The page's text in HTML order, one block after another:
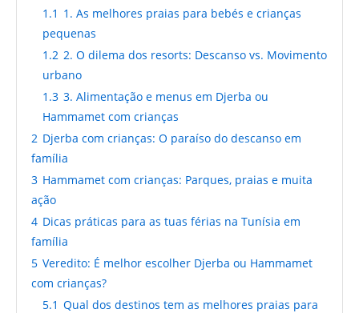
1.1 1. As melhores praias para bebés e crianças
pequenas
1.2 2. O dilema dos resorts: Descanso vs. Movimento
urbano
1.3 3. Alimentação e menus em Djerba ou
Hammamet com crianças
2 Djerba com crianças: O paraíso do descanso em
família
3 Hammamet com crianças: Parques, praias e muita
ação
4 Dicas práticas para as tuas férias na Tunísia em
família
5 Veredito: É melhor escolher Djerba ou Hammamet
com crianças?
5.1 Qual dos destinos tem as melhores praias para